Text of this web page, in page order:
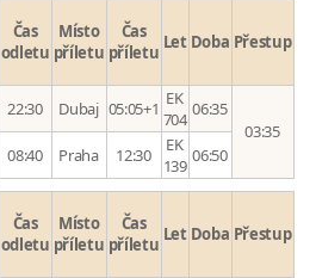
Čas
odletu
Místo
příletu
Čas
příletu Let Doba Přestup
22:30 Dubaj 05:05+1 EK
704 06:35
03:35
08:40 Praha 12:30
EK
139 06:50
Čas
odletu
Místo
příletu
Čas
příletu Let Doba Přestup